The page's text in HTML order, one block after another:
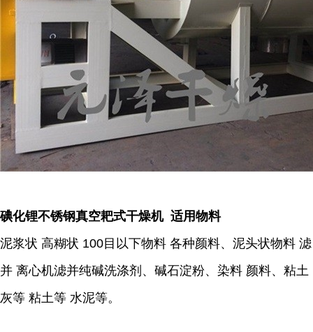
碘化锂不锈钢真空耙式干燥机 适用物料
泥浆状 高糊状 100目以下物料 各种颜料、泥头状物料 滤
并 离心机滤并纯碱洗涤剂、碱石淀粉、染料 颜料、粘土
灰等 粘土等 水泥等。